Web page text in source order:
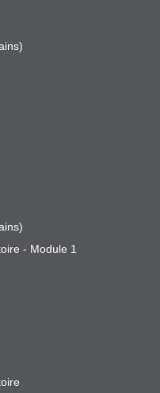
- Module 1